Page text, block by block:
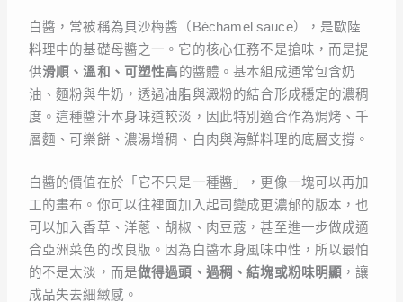
白醬，常被稱為貝沙梅醬（Béchamel sauce），是歐陸
料理中的基礎母醬之一。它的核心任務不是搶味，而是提
供滑順、溫和、可塑性高的醬體。基本組成通常包含奶
油、麵粉與牛奶，透過油脂與澱粉的結合形成穩定的濃稠
度。這種醬汁本身味道較淡，因此特別適合作為焗烤、千
層麵、可樂餅、濃湯增稠、白肉與海鮮料理的底層支撐。
白醬的價值在於「它不只是一種醬」，更像一塊可以再加
工的畫布。你可以往裡面加入起司變成更濃郁的版本，也
可以加入香草、洋蔥、胡椒、肉豆蔻，甚至進一步做成適
合亞洲菜色的改良版。因為白醬本身風味中性，所以最怕
的不是太淡，而是做得過頭、過稠、結塊或粉味明顯 ，讓
成品失去細緻感。